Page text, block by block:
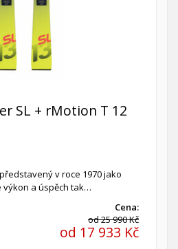
SL + rMotion T 12
v roce 1970 jako
výkon a úspěch tak…
Cena:
od 25 990 Kč
od 17 933 Kč